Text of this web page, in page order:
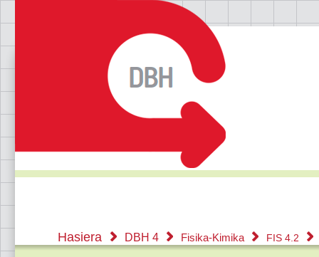
Hasiera DBH 4 Fisika-Kimika FIS 4.2